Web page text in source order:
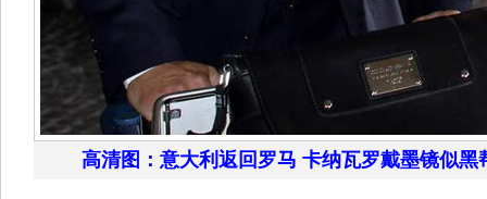
高清图：意大利返回罗马 卡纳瓦罗戴墨镜似黑